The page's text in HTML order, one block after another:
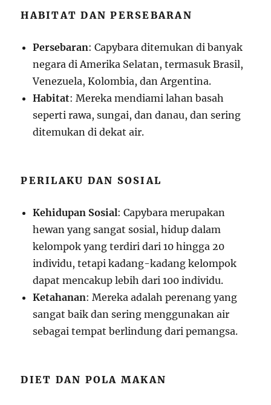
HABITAT DAN PERSEBARAN
Persebaran: Capybara ditemukan di banyak
negara di Amerika Selatan, termasuk Brasil,
Venezuela, Kolombia, dan Argentina.
Habitat: Mereka mendiami lahan basah
seperti rawa, sungai, dan danau, dan sering
ditemukan di dekat air.
PERILAKU DAN SOSIAL
Kehidupan Sosial: Capybara merupakan
hewan yang sangat sosial, hidup dalam
kelompok yang terdiri dari 10 hingga 20
individu, tetapi kadang-kadang kelompok
dapat mencakup lebih dari 100 individu.
Ketahanan: Mereka adalah perenang yang
sangat baik dan sering menggunakan air
sebagai tempat berlindung dari pemangsa.
DIET DAN POLA MAKAN